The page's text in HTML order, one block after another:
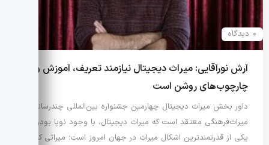
0 دیدگاه
آرش نورآقایی: میراث دیجیتال نیازمند تعریف، آموزش و
چارچوب‌های روشن است
داور بخش میراث دیجیتال چهارمین جشنواره بین‌المللی چندرسانه‌ای
میراث‌فرهنگی معتقد است که میراث دیجیتال، با وجود نوپا بودن،
یکی از قدرتمندترین اشکال میراث در جهان امروز است؛ میراثی که